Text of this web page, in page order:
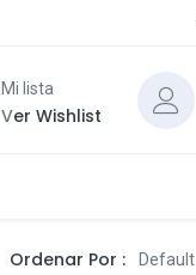
Mi lista
Ver Wishlist
Ordenar Por : Default